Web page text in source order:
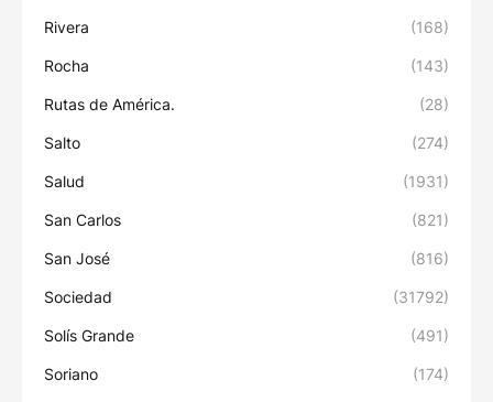
Rivera (168)
Rocha (143)
Rutas de América. (28)
Salto (274)
Salud (1931)
San Carlos (821)
San José (816)
Sociedad (31792)
Solís Grande (491)
Soriano (174)